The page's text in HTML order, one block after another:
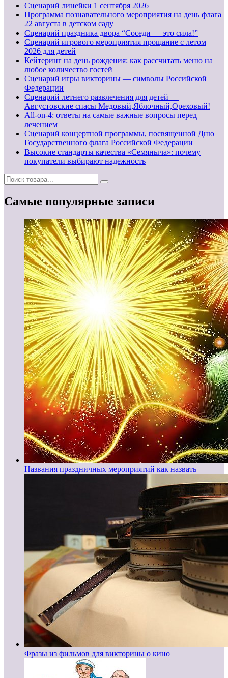
Cценарий линейки 1 сентября 2026
Программа познавательного мероприятия на день флага
22 августа в детском саду
Сценарий праздника двора “Соседи — это сила!”
Сценарий игрового мероприятия прощание с летом
2026 для детей
Кейтеринг на день рождения: как рассчитать меню на
любое количество гостей
Сценарий игры викторины — символы Российской
Федерации
Сценарий летнего развлечения для детей —
Августовские спасы Медовый,Яблочный,Ореховый!
All-on-4: ответы на самые важные вопросы перед
лечением
Сценарий концертной программы, посвященной Дню
Государственного флага Российской Федерации
Высокие стандарты качества «Семяныча»: почему
покупатели выбирают надежность
Самые популярные записи
Названия праздничных мероприятий как назвать
Фразы из фильмов для викторины о кино